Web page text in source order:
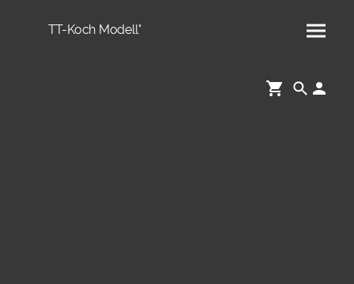
TT-Koch Modell°